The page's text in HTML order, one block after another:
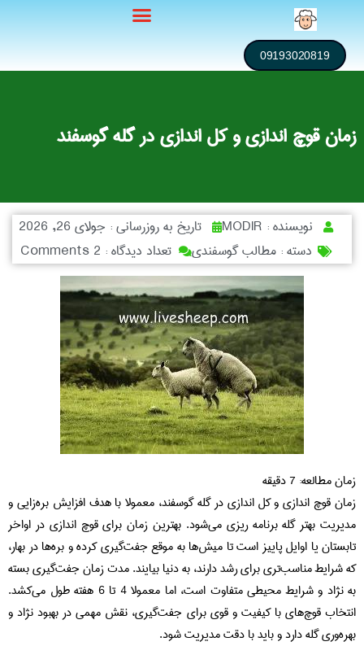
09193020819
زمان قوچ اندازی و کل اندازی در گله گوسفند
نویسنده : تاریخ به روزرسانی : جولای 26, 2026
دسته :مطالب گوسفندی تعداد دیدگاه : 2 Comments
زمان مطالعه: 7دقیقه
زمان قوچ اندازی و کل اندازی در گله گوسفند، معمولا با هدف افزایش بره‌زایی و
مدیریت بهتر گله برنامه‌ ریزی می‌شود. بهترین زمان برای قوچ اندازی در اواخر
تابستان یا اوایل پاییز است تا میش‌ها به موقع جفت‌گیری کرده و بره‌ها در بهار،
که شرایط مناسب‌تری برای رشد دارند، به دنیا بیایند. مدت زمان جفت‌گیری بسته
به نژاد و شرایط محیطی متفاوت است، اما معمولا 4 تا 6 هفته طول می‌کشد.
انتخاب قوچ‌های با کیفیت و قوی برای جفت‌گیری، نقش مهمی در بهبود نژاد و
بهره‌وری گله دارد و باید با دقت مدیریت شود.